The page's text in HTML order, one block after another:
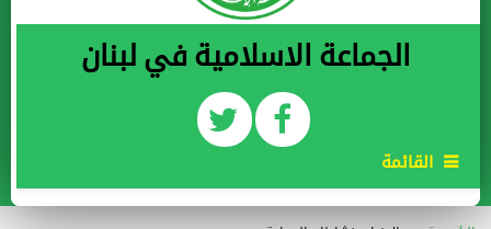
الجماعة الاسلامية في لبنان
القائمة